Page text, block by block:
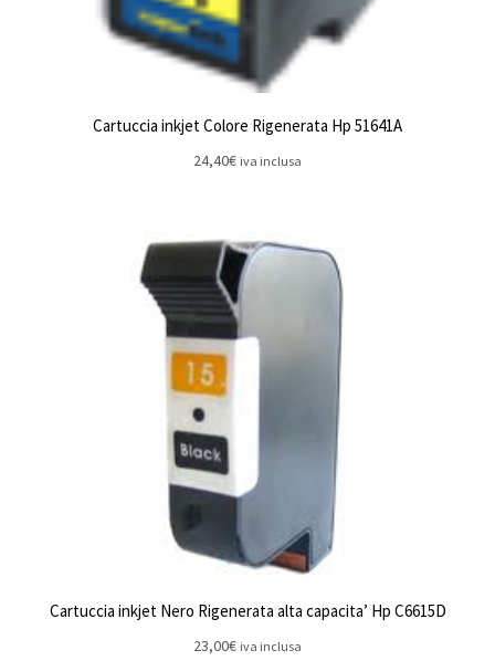
Cartuccia inkjet Colore Rigenerata Hp 51641A
24,40€ iva inclusa
Cartuccia inkjet Nero Rigenerata alta capacita’ Hp C6615D
23,00€ iva inclusa